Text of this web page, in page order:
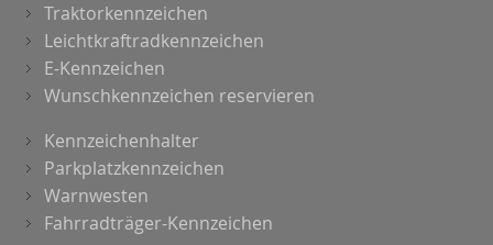
Traktorkennzeichen
Leichtkraftradkennzeichen
E-Kennzeichen
Wunschkennzeichen reservieren
Kennzeichenhalter
Parkplatzkennzeichen
Warnwesten
Fahrradträger-Kennzeichen